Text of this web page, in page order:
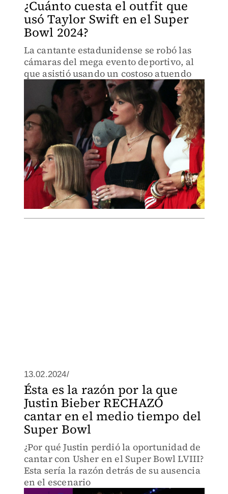
¿Cuánto cuesta el outfit que
usó Taylor Swift en el Super
Bowl 2024?
La cantante estadunidense se robó las
cámaras del mega evento deportivo, al
que asistió usando un costoso atuendo
13.02.2024/
Ésta es la razón por la que
Justin Bieber RECHAZÓ
cantar en el medio tiempo del
Super Bowl
¿Por qué Justin perdió la oportunidad de
cantar con Usher en el Super Bowl LVIII?
Esta sería la razón detrás de su ausencia
en el escenario